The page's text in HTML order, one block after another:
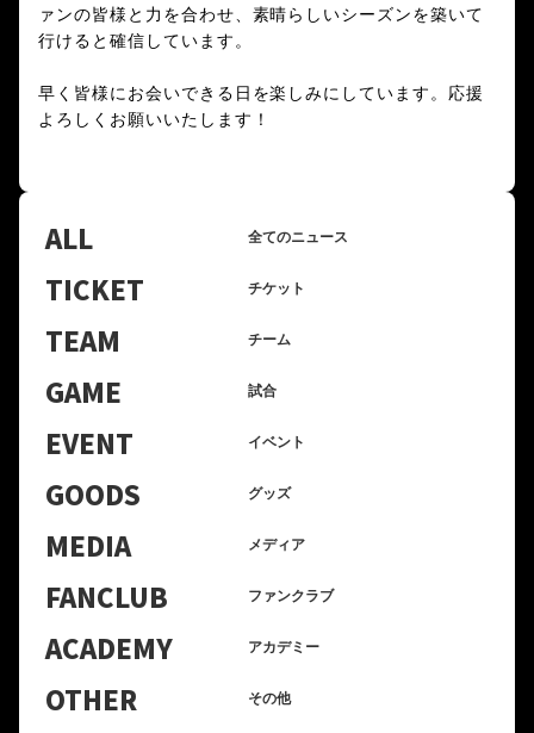
ァンの皆様と力を合わせ、素晴らしいシーズンを築いて
行けると確信しています。
早く皆様にお会いできる日を楽しみにしています。応援
よろしくお願いいたします！
ALL 全てのニュース
TICKET チケット
TEAM チーム
GAME 試合
EVENT イベント
GOODS グッズ
MEDIA メディア
FANCLUB ファンクラブ
ACADEMY アカデミー
OTHER その他